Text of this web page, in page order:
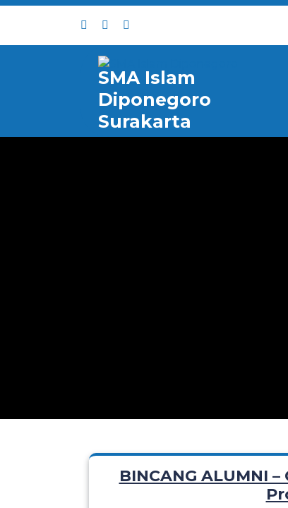
Skip
SMA Islam
Diponegoro
Surakarta
BINCANG ALUMNI